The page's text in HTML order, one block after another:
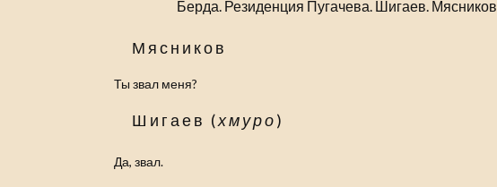
Берда. Резиденция Пугачева. Шигаев. Мясников.
Мясников
Ты звал меня?
Шигаев (хмуро)
Да, звал.